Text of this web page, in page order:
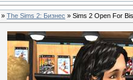
» The Sims 2: Бизнес » Sims 2 Open For